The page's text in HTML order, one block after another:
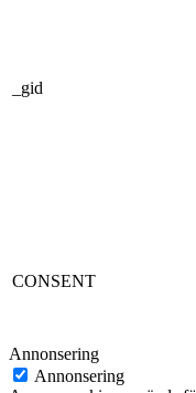
_gid
CONSENT
Annonsering
Annonsering